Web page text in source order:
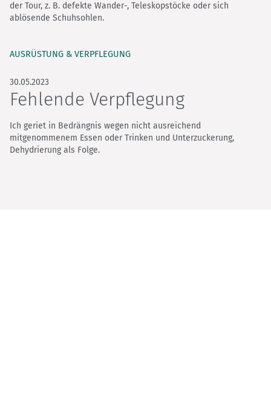
der Tour, z. B. defekte Wander-, Teleskopstöcke oder sich
ablösende Schuhsohlen.
AUSRÜSTUNG & VERPFLEGUNG
30.05.2023
Fehlende Verpflegung
Ich geriet in Bedrängnis wegen nicht ausreichend
mitgenommenem Essen oder Trinken und Unterzuckerung,
Dehydrierung als Folge.